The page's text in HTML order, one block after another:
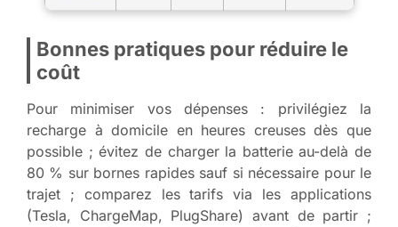
Bonnes pratiques pour réduire le
coût
Pour minimiser vos dépenses : privilégiez la
recharge à domicile en heures creuses dès que
possible ; évitez de charger la batterie au-delà de
80 % sur bornes rapides sauf si nécessaire pour le
trajet ; comparez les tarifs via les applications
(Tesla, ChargeMap, PlugShare) avant de partir ;